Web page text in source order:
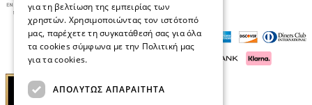
για τη βελτίωση της εμπειρίας των
χρηστών. Χρησιμοποιώντας τον ιστότοπό
μας, παρέχετε τη συγκατάθεσή σας για όλα
τα cookies σύμφωνα με την Πολιτική μας
για τα cookies.
ΑΠΟΛΎΤΩΣ ΑΠΑΡΑΊΤΗΤΑ